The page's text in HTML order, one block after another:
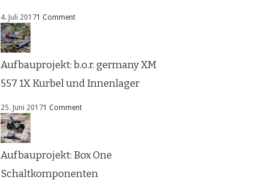
4. Juli 20171 Comment
Aufbauprojekt: b.o.r. germany XM
557 1X Kurbel und Innenlager
25. Juni 20171 Comment
Aufbauprojekt: Box One
Schaltkomponenten